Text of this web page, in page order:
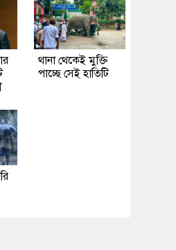
থানা থেকেই মুক্তি
পাচ্ছে সেই হাতিটি